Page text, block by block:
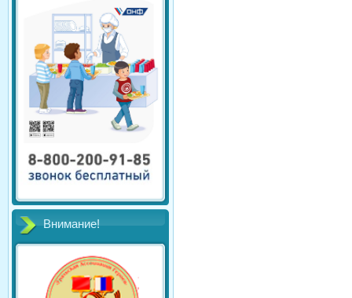
Внимание!